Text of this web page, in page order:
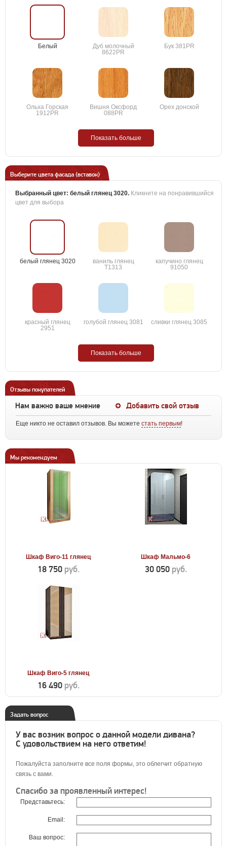
Белый
Дуб молочный
8622PR
Бук 381PR
Ольха Горская
1912PR
Вишня Оксфорд
088PR
Орех донской
Показать больше
Выберите цвета фасада (вставок)
Выбранный цвет: белый глянец 3020. Кликните на понравившийся
цвет для выбора
белый глянец 3020
ваниль глянец
T1313
капучино глянец
91050
красный глянец
2951
голубой глянец 3081 сливки глянец 3085
Показать больше
Отзывы покупателей
Нам важно ваше мнение Добавить свой отзыв
Еще никто не оставил отзывов. Вы можете стать первым!
Мы рекомендуем
Шкаф Виго-11 глянец
18 750 руб.
Шкаф Мальмо-6
30 050 руб.
Шкаф Виго-5 глянец
16 490 руб.
Задать вопрос
У вас возник вопрос о данной модели дивана?
С удовольствием на него ответим!
Пожалуйста заполните все поля формы, это облегчит обратную
связь с вами.
Спасибо за проявленный интерес!
Представьтесь:
Email:
Ваш вопрос: